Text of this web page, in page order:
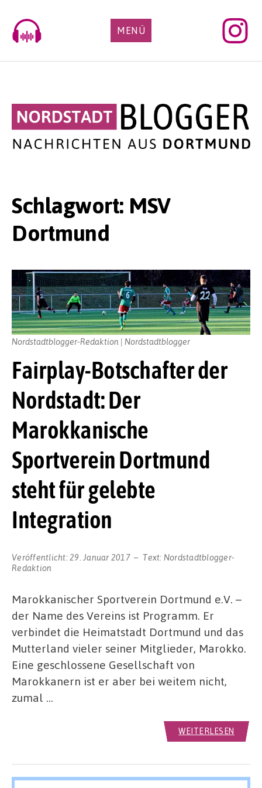
content
MENÜ
Schlagwort: MSV
Dortmund
Fairplay-Botschafter der
Nordstadt: Der
Marokkanische
Sportverein Dortmund
steht für gelebte
Integration
Veröffentlicht:29. Januar 2017 Text: Nordstadtblogger-
Redaktion
Nordstadtblogger-Redaktion | Nordstadtblogger
Marokkanischer Sportverein Dortmund e.V. –
der Name des Vereins ist Programm. Er
verbindet die Heimatstadt Dortmund und das
Mutterland vieler seiner Mitglieder, Marokko.
Eine geschlossene Gesellschaft von
Marokkanern ist er aber bei weitem nicht,
zumal …
WEITERLESEN